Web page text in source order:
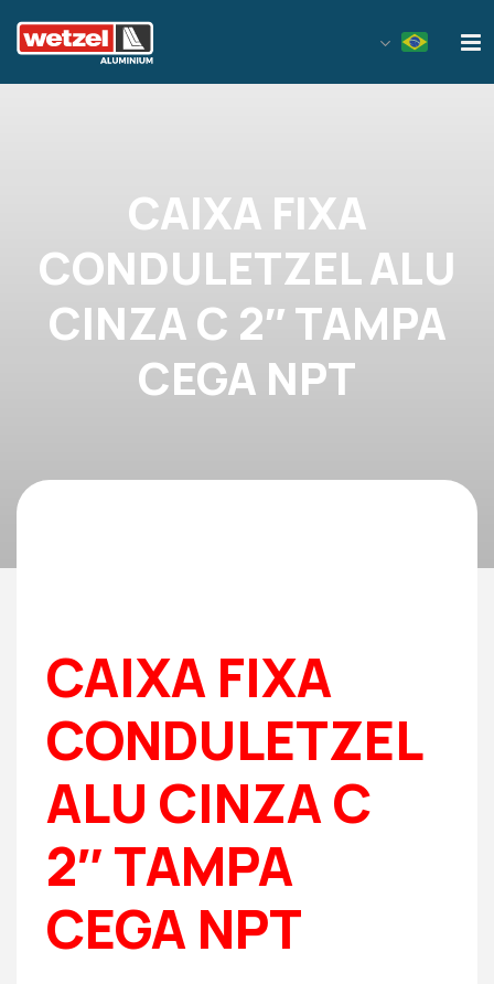
CAIXA FIXA
CONDULETZEL ALU
CINZA C 2″ TAMPA
CEGA NPT
CAIXA FIXA
CONDULETZEL
ALU CINZA C
2″ TAMPA
CEGA NPT